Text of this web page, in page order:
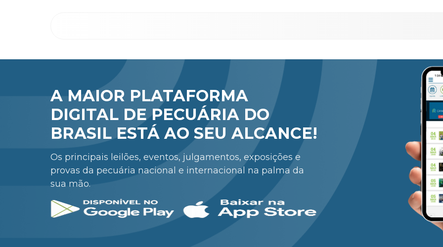
A MAIOR PLATAFORMA
DIGITAL DE PECUÁRIA DO
BRASIL ESTÁ AO SEU ALCANCE!
Os principais leilões, eventos, julgamentos, exposições e
provas da pecuária nacional e internacional na palma da
sua mão.